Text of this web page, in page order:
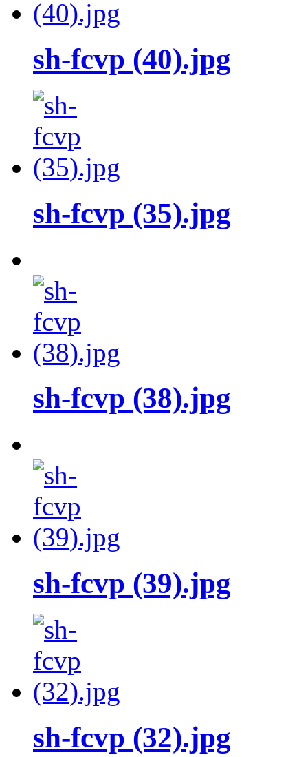
sh-fcvp (40).jpg
sh-fcvp (35).jpg
sh-fcvp (38).jpg
sh-fcvp (39).jpg
sh-fcvp (32).jpg